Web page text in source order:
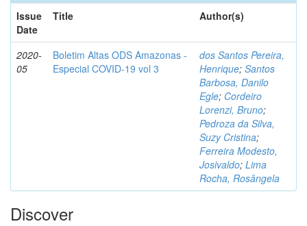
Issue
Date
Title Author(s)
2020-
05
Boletim Altas ODS Amazonas -
Especial COVID-19 vol 3
dos Santos Pereira,
Henrique; Santos
Barbosa, Danilo
Egle; Cordeiro
Lorenzi, Bruno;
Pedroza da Silva,
Suzy Cristina;
Ferreira Modesto,
Josivaldo; Lima
Rocha, Rosângela
Discover